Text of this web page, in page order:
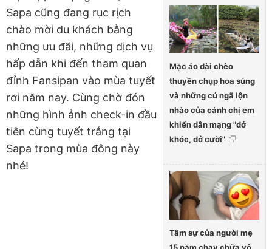
Mặc áo dài chèo
thuyền chụp hoa súng
và những cú ngã lộn
nhào của cánh chị em
khiến dân mạng "dở
khóc, dở cười"
Tâm sự của người mẹ
Sapa cũng đang rục rịch
chào mời du khách bằng
những ưu đãi, những dịch vụ
hấp dẫn khi đến tham quan
đỉnh Fansipan vào mùa tuyết
rơi năm nay. Cùng chờ đón
những hình ảnh check-in đầu
tiên cùng tuyết trắng tại
Sapa trong mùa đông này
nhé!